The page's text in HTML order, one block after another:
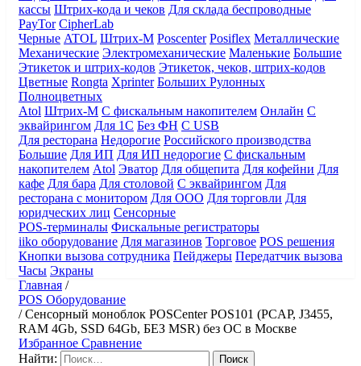
кассы Штрих-кода и чеков Для склада беспроводные
PayTor CipherLab
Черные ATOL Штрих-М Poscenter Posiflex Металлические
Механические Электромеханические Маленькие Большие
Этикеток и штрих-кодов Этикеток, чеков, штрих-кодов
Цветные Rongta Xprinter Больших Рулонных
Полноцветных
Atol Штрих-М С фискальным накопителем Онлайн С
эквайрингом Для 1С Без ФН С USB
Для ресторана Недорогие Российского производства
Большие Для ИП Для ИП недорогие С фискальным
накопителем Atol Эватор Для общепита Для кофейни Для
кафе Для бара Для столовой С эквайрингом Для
ресторана с монитором Для ООО Для торговли Для
юридческих лиц Сенсорные
POS-терминалы Фискальные регистраторы
iiko оборудование Для магазинов Торговое POS решения
Кнопки вызова сотрудника Пейджеры Передатчик вызова
Часы Экраны
Главная /
POS Оборудование
/Сенсорный моноблок POSCenter POS101 (PCAP, J3455,
RAM 4Gb, SSD 64Gb, БЕЗ MSR) без ОС в Москве
Избранное Сравнение
Найти: